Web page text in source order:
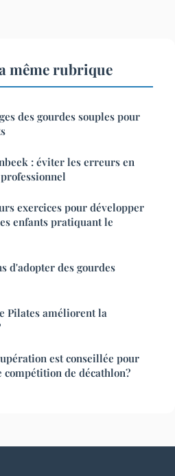
même rubrique
des gourdes souples pour
: éviter les erreurs en
exercices pour développer
enfants pratiquant le
d'adopter des gourdes
Pilates améliorent la
est conseillée pour
compétition de décathlon?